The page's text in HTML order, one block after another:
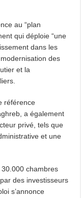
au “plan
qui déploie “une
dans les
des
et la
référence
a également
privé, tels que
et une
chambres
des investisseurs
s’annonce